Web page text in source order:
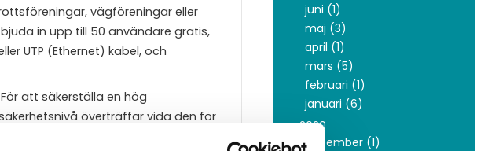
vägföreningar eller
in upp till 50 användare gratis,
UTP (Ethernet) kabel, och
att säkerställa en hög
överträffar vida den för
juni (1)
maj (3)
april (1)
mars (5)
februari (1)
januari (6)
2020
december (1)